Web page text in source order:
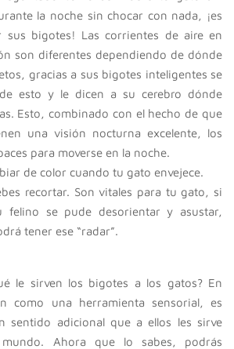
la noche sin chocar con nada, ¡es
sus bigotes! Las corrientes de aire en
son diferentes dependiendo de dónde
gracias a sus bigotes inteligentes se
esto y le dicen a su cerebro dónde
Esto, combinado con el hecho de que
una visión nocturna excelente, los
para moverse en la noche.
de color cuando tu gato envejece.
recortar. Son vitales para tu gato, si
felino se pude desorientar y asustar,
tener ese “radar”.
le sirven los bigotes a los gatos? En
como una herramienta sensorial, es
sentido adicional que a ellos les sirve
Ahora que lo sabes, podrás